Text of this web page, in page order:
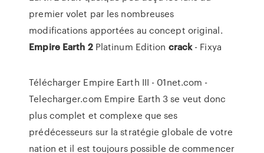
premier volet par les nombreuses
modifications apportées au concept original.
Empire Earth 2Platinum Edition crack- Fixya
Télécharger Empire Earth III - 01net.com -
Telecharger.com Empire Earth 3 se veut donc
plus complet et complexe que ses
prédécesseurs sur la stratégie globale de votre
nation et il est toujours possible de commencer